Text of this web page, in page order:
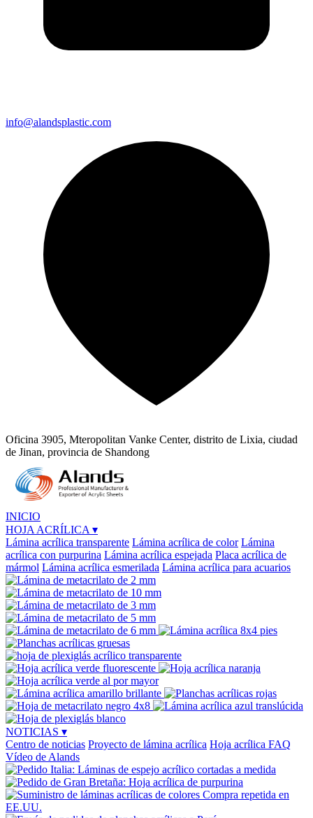
info@alandsplastic.com
Oficina 3905, Mteropolitan Vanke Center, distrito de Lixia, ciudad
de Jinan, provincia de Shandong
INICIO
HOJA ACRÍLICA ▾
Lámina acrílica transparente Lámina acrílica de color Lámina
acrílica con purpurina Lámina acrílica espejada Placa acrílica de
mármol Lámina acrílica esmerilada Lámina acrílica para acuarios
NOTICIAS ▾
Centro de noticias Proyecto de lámina acrílica Hoja acrílica FAQ
Vídeo de Alands